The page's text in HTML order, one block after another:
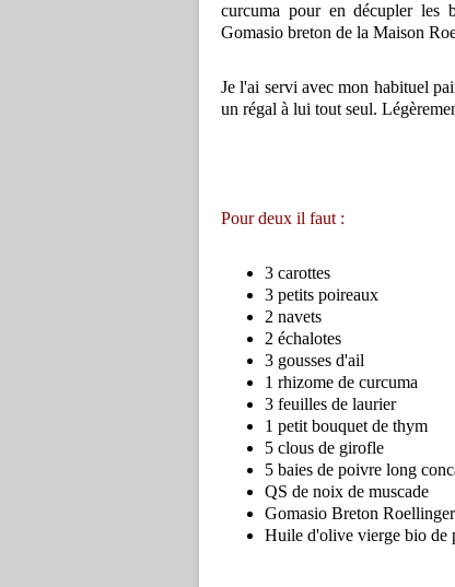
curcuma pour en décupler les
Gomasio breton de la Maison
Je l'ai servi avec mon habituel
un régal à lui tout seul.
Pour deux il faut :
3 carottes
3 petits poireaux
2 navets
2 échalotes
3 gousses d'ail
1 rhizome de curcuma
3 feuilles de laurier
1 petit bouquet de thym
5 clous de girofle
5 baies de poivre long
QS de noix de muscade
Gomasio Breton
Huile d'olive vierge bio de